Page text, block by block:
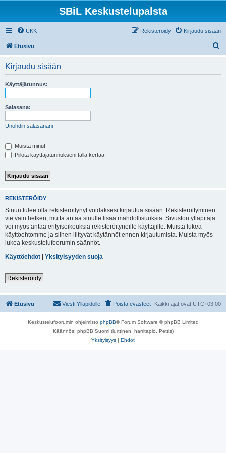
SBiL Keskustelupalsta
UKK Kirjaudu sisään
Rekisteröidy
Etusivu
Kirjaudu sisään
Käyttäjätunnus:
Salasana:
Unohdin salasanani
Muista minut
Piilota käyttäjätunnukseni tällä kertaa
REKISTERÖIDY
Sinun tulee olla rekisteröitynyt voidaksesi kirjautua sisään. Rekisteröityminen
vie vain hetken, mutta antaa sinulle lisää mahdollisuuksia. Sivuston ylläpitäjä
voi myös antaa erityisoikeuksia rekisteröityneille käyttäjille. Muista lukea
käyttöehtomme ja siihen liittyvät käytännöt ennen kirjautumista. Muista myös
lukea keskustelufoorumin säännöt.
Käyttöehdot | Yksityisyyden suoja
Rekisteröidy
Etusivu Kaikki ajat ovat UTC+03:00
Poista evästeet
Viesti Ylläpidolle
Keskustelufoorumin ohjelmisto phpBB® Forum Software © phpBB Limited
Käännös: phpBB Suomi (lurttinen, harritapio, Pettis)
Yksityisyys | Ehdot